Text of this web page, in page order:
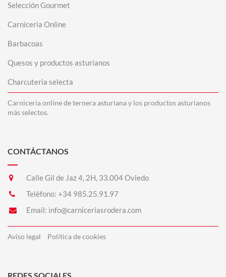
Selección Gourmet
Carniceria Online
Barbacoas
Quesos y productos asturianos
Charcuteria selecta
Carnicería online de ternera asturiana y los productos asturianos
más selectos.
CONTÁCTANOS
Calle Gil de Jaz 4, 2H, 33.004 Oviedo
Teléfono: +34 985.25.91.97
Email: info@carniceriasrodera.com
Aviso legal Política de cookies